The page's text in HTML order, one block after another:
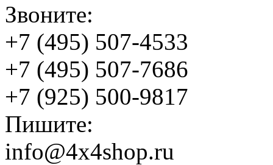
Звоните:
+7 (495) 507-4533
+7 (495) 507-7686
+7 (925) 500-9817
Пишите:
info@4x4shop.ru